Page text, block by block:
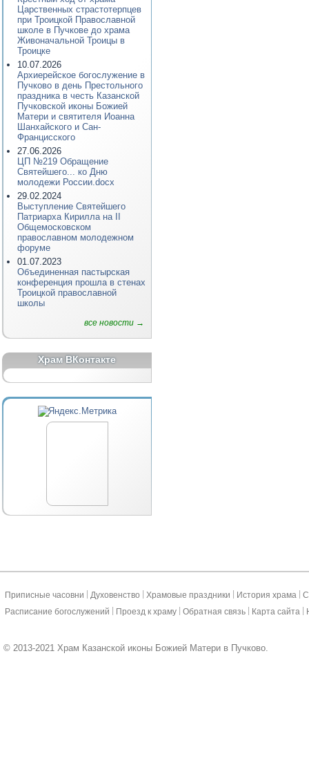
Царственных страстотерпцев
при Троицкой Православной
школе в Пучкове до храма
Живоначальной Троицы в
Троицке
10.07.2026
Архиерейское богослужение в
Пучково в день Престольного
праздника в честь Казанской
Пучковской иконы Божией
Матери и святителя Иоанна
Шанхайского и Сан-
Францисского
27.06.2026
ЦП №219 Обращение
Святейшего... ко Дню
молодежи России.docx
29.02.2024
Выступление Святейшего
Патриарха Кирилла на II
Общемосковском
православном молодежном
форуме
01.07.2023
Объединенная пастырская
конференция прошла в стенах
Троицкой православной
школы
все новости →
Храм ВКонтакте
Приписные часовни Духовенство Храмовые праздники История храма
Расписание богослужений
Проезд к храму Обратная связь Карта сайта
© 2013-2021 Храм Казанской иконы Божией Матери в Пучково.